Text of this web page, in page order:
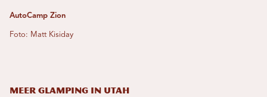
AutoCamp Zion
Foto: Matt Kisiday
Meer glamping in Utah